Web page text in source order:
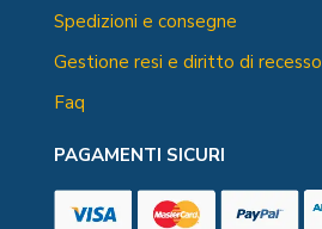
Spedizioni e consegne
Gestione resi e diritto di recesso
Faq
PAGAMENTI SICURI